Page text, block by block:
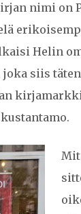
nimi on
Helin
joka siis